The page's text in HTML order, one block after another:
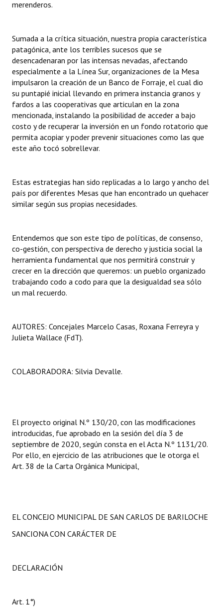
merenderos.
Sumada a la crítica situación, nuestra propia característica
patagónica, ante los terribles sucesos que se
desencadenaran por las intensas nevadas, afectando
especialmente a la Línea Sur, organizaciones de la Mesa
impulsaron la creación de un Banco de Forraje, el cual dio
su puntapié inicial llevando en primera instancia granos y
fardos a las cooperativas que articulan en la zona
mencionada, instalando la posibilidad de acceder a bajo
costo y de recuperar la inversión en un fondo rotatorio que
permita acopiar y poder prevenir situaciones como las que
este año tocó sobrellevar.
Estas estrategias han sido replicadas a lo largo y ancho del
país por diferentes Mesas que han encontrado un quehacer
similar según sus propias necesidades.
Entendemos que son este tipo de políticas, de consenso,
co-gestión, con perspectiva de derecho y justicia social la
herramienta fundamental que nos permitirá construir y
crecer en la dirección que queremos: un pueblo organizado
trabajando codo a codo para que la desigualdad sea sólo
un mal recuerdo.
AUTORES: Concejales Marcelo Casas, Roxana Ferreyra y
Julieta Wallace (FdT).
COLABORADORA: Silvia Devalle.
El proyecto original N.º 130/20, con las modificaciones
introducidas, fue aprobado en la sesión del día 3 de
septiembre de 2020, según consta en el Acta N.º 1131/20.
Por ello, en ejercicio de las atribuciones que le otorga el
Art. 38 de la Carta Orgánica Municipal,
EL CONCEJO MUNICIPAL DE SAN CARLOS DE BARILOCHE
SANCIONA CON CARÁCTER DE
DECLARACIÓN
Art. 1°)